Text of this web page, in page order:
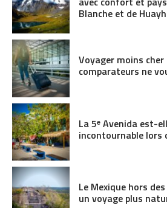
Blanche et de
Voyager moins cher
comparateurs ne
La 5ᵉ Avenida est-
incontournable lors
Le Mexique hors
un voyage plus